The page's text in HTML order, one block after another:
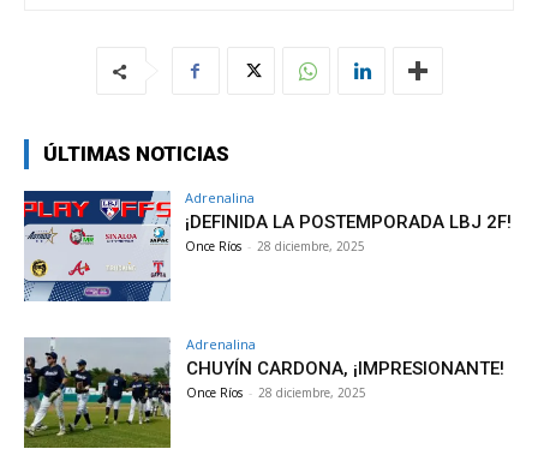
ÚLTIMAS NOTICIAS
Adrenalina
¡DEFINIDA LA POSTEMPORADA LBJ 2F!
Once Ríos - 28 diciembre, 2025
Adrenalina
CHUYÍN CARDONA, ¡IMPRESIONANTE!
Once Ríos - 28 diciembre, 2025